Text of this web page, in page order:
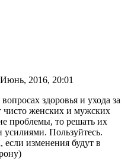
2016, 20:01
здоровья и ухода за
чисто женских и мужских
проблемы, то решать их
Пользуйтесь.
если изменения будут в